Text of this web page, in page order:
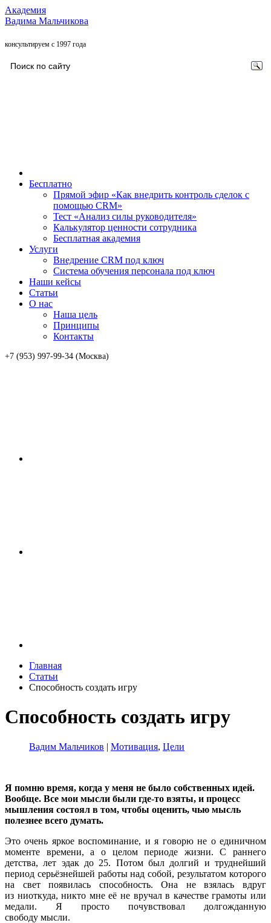
Академия
Вадима Мальчикова
консультируем с 1997 года
Бесплатно
Прямой эфир «Как внедрить контроль сделок с
помощью CRM»
Тест «Анализ силы руководителя»
Калькулятор ценности сотрудника
Бесплатная академия
Услуги
Внедрение CRM под ключ
Система обучения персонала под ключ
Наши кейсы
Статьи
О нас
Наша цель
Принципы
Контакты
+7 (953) 997-99-34 (Москва)
Главная
Статьи
Способность создать игру
Способность создать игру
Вадим Мальчиков | Мотивация, Цели
Я помню время, когда у меня не было собственных идей.
Вообще. Все мои мысли были где-то взяты, и процесс
мышления состоял в том, чтобы оценить, чью мысль
полезнее всего думать.
Это очень яркое воспоминание, и я говорю не о единичном
моменте времени, а о целом периоде жизни. С раннего
детства, лет эдак до 25. Потом был долгий и труднейший
период серьёзнейшей работы над собой, результатом которого
на свет появилась способность. Она не взялась вдруг
из ниоткуда, никто мне её не вручал в качестве грамоты или
медали. Я просто почувствовал долгожданную
свободу мысли.